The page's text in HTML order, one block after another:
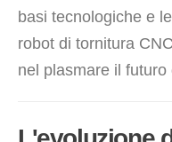
basi tecnologiche e
robot di tornitura
nel plasmare il